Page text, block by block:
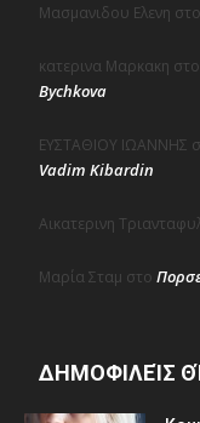
Μασμανιδου Ελενη στο
κατερινα Μαρκακη στο
Bychkova
ΕΥΣΤΑΘΙΟΥ ΙΩΑΝΝΗΣ
Vadim Kibardin
Αικατερινη
Μαρία Σταμ στο
ΔΗΜΟΦΙΛΕΊΣ